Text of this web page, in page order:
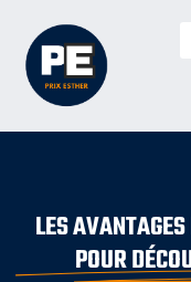
LES
POUR